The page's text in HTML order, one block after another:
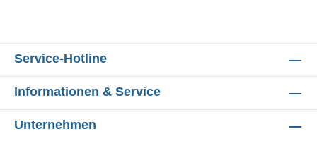
Service-Hotline
Informationen & Service
Unternehmen